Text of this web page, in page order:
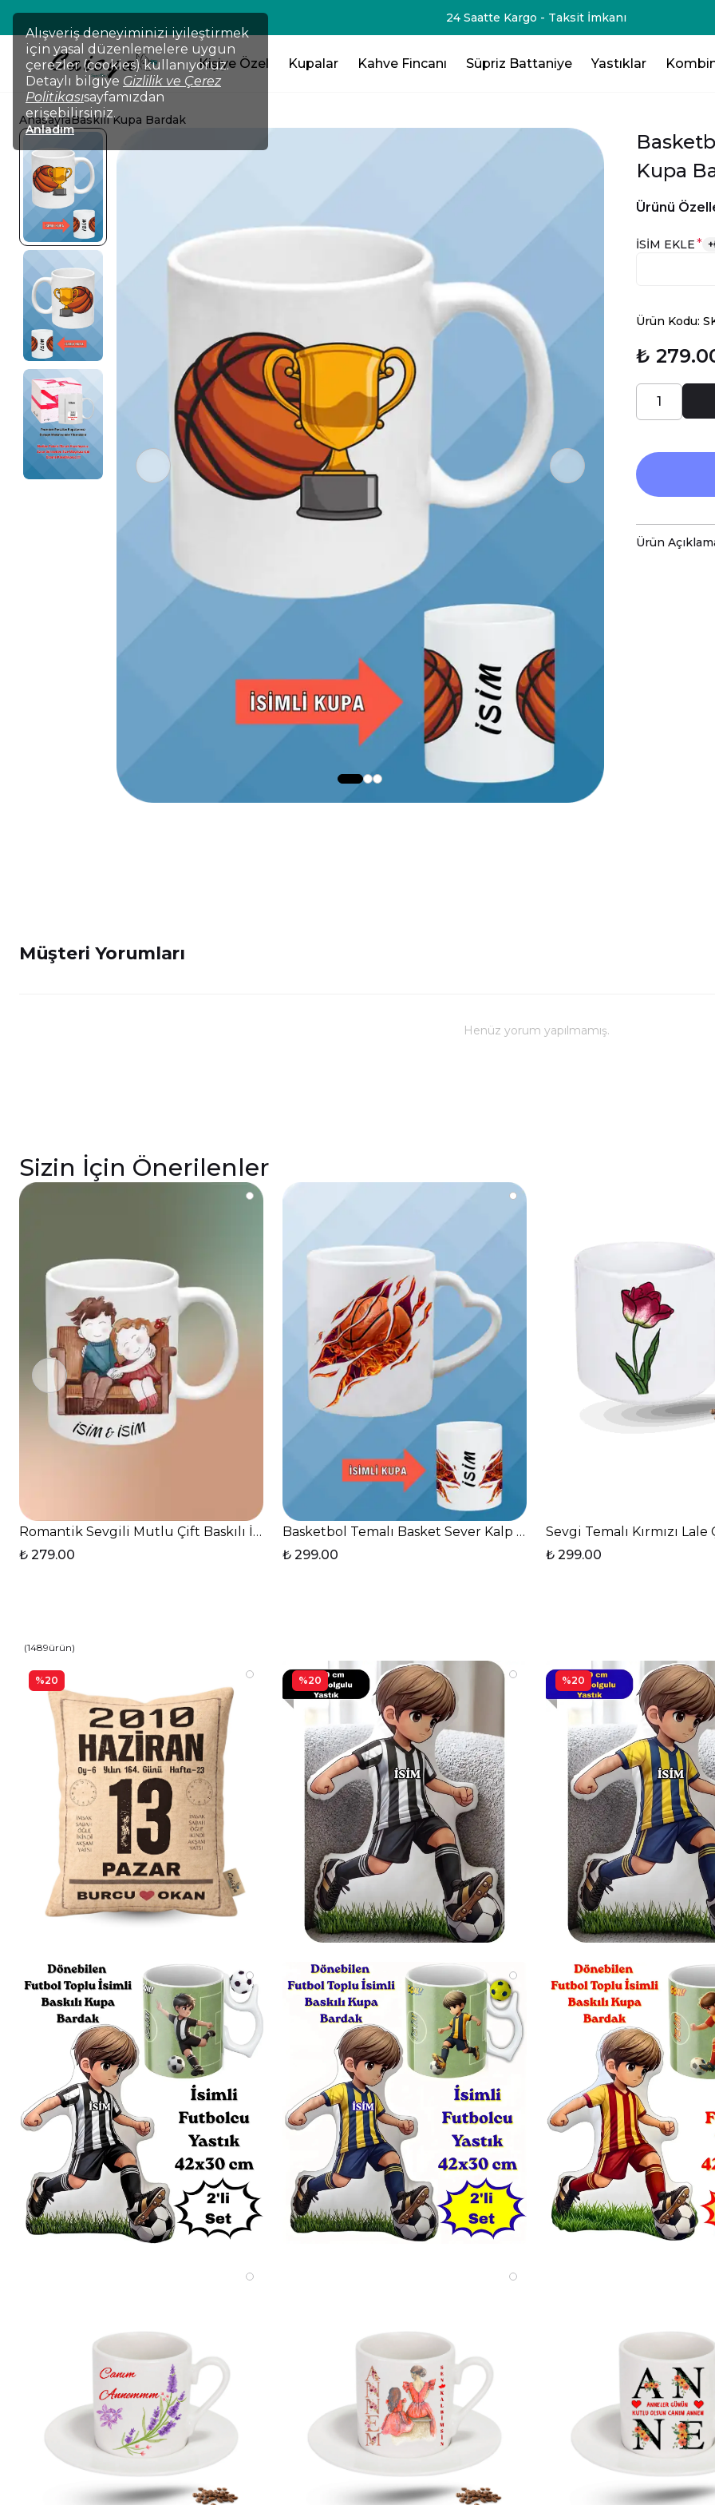
Alışveriş deneyiminizi iyileştirmek
için yasal düzenlemelere uygun
çerezler (cookies) kullanıyoruz.
Detaylı bilgiye Gizlilik ve Çerez
Politikasısayfamızdan
erişebilirsiniz.
Anladım
Kişiye Özel Kupalar Kahve Fincanı Süpriz Battaniye Yastıklar
AnasayfaBaskılı Kupa Bardak
Kupa
Ürünü
İSİM EKLE* +
Ürün Kodu:
₺
Ürün
Müşteri Yorumları
Henüz yorum yapılmamış.
Sizin İçin Önerilenler
Romantik Sevgili Mutlu Çift Baskılı İsimli Kupa Bardak Çay Kahve Fincanı
₺ 279.00
Basketbol Temalı Basket Sever Kalp Kulplu Kupa Bardak Çay
₺ 299.00
Sevgi Temalı Kırmızı
₺ 299.00
(1489ürün)
%20 %20 %20